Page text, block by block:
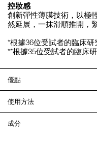
控妝感
創新彈性薄膜技術，以極
然延展，一抹滑順推開，
*根據36位受試者的臨床研
**根據35位受試者的臨床
優點
使用方法
成分